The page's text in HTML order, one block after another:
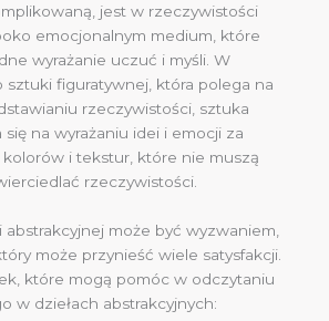
jest w rzeczywistości
emocjonalnym medium, które
wyrażanie uczuć i myśli. W
figuratywnej, która polega na
rzeczywistości, sztuka
się na wyrażaniu idei i emocji za
kolorów i tekstur, które nie muszą
rzeczywistości.
może być wyzwaniem,
może przynieść wiele satysfakcji.
które mogą pomóc w odczytaniu
w dziełach abstrakcyjnych: